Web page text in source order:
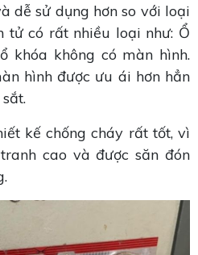
dễ sử dụng hơn so với loại
tử có rất nhiều loại như: Ổ
khóa không có màn hình.
hình được ưu ái hơn hẳn
kế chống cháy rất tốt, vì
cao và được săn đón